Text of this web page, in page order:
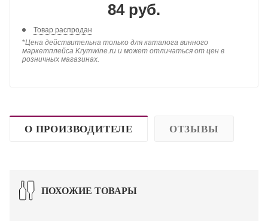
84 руб.
Товар распродан
*Цена действительна только для каталога винного
маркетплейса Krymwine.ru и может отличаться от цен в
розничных магазинах.
О ПРОИЗВОДИТЕЛЕ ОТЗЫВЫ
ПОХОЖИЕ ТОВАРЫ